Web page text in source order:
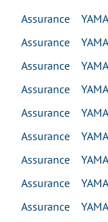
Assurance
Assurance
Assurance
Assurance
Assurance
Assurance
Assurance
Assurance
Assurance